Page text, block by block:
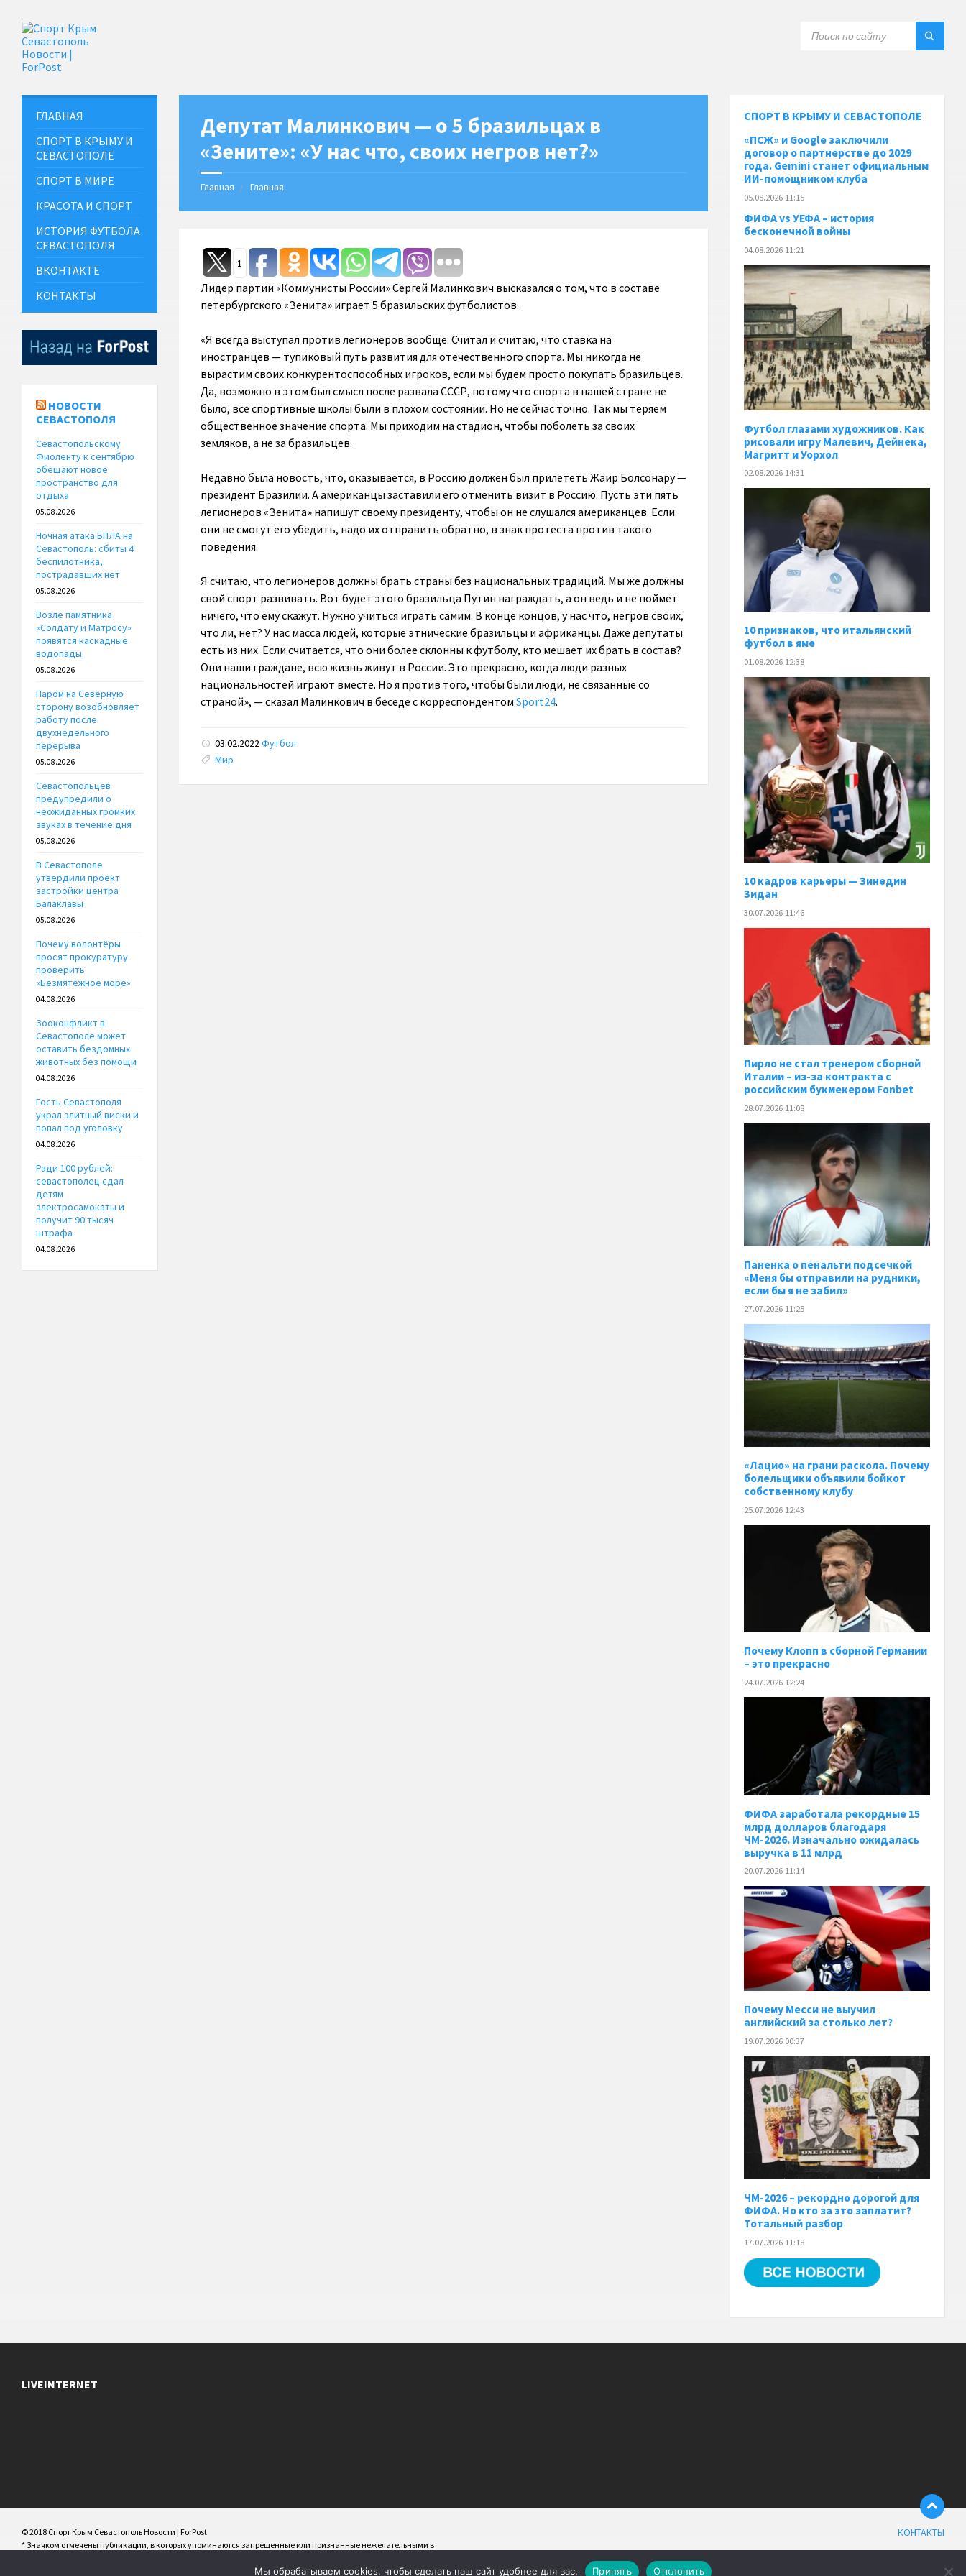
Депутат Малинкович — о 5 бразильцах в
«Зените»: «У нас что, своих негров нет?»
Главная Главная
1
Лидер партии «Коммунисты России» Сергей Малинкович высказался о том, что в составе
петербургского «Зенита» играет 5 бразильских футболистов.
«Я всегда выступал против легионеров вообще. Считал и считаю, что ставка на
иностранцев — тупиковый путь развития для отечественного спорта. Мы никогда не
вырастим своих конкурентоспособных игроков, если мы будем просто покупать бразильцев.
Да, возможно в этом был смысл после развала СССР, потому что спорта в нашей стране не
было, все спортивные школы были в плохом состоянии. Но не сейчас точно. Так мы теряем
общественное значение спорта. Мы приходим на стадион, чтобы поболеть за своих
земляков, а не за бразильцев.
Недавно была новость, что, оказывается, в Россию должен был прилететь Жаир Болсонару —
президент Бразилии. А американцы заставили его отменить визит в Россию. Пусть эти пять
легионеров «Зенита» напишут своему президенту, чтобы он не слушался американцев. Если
они не смогут его убедить, надо их отправить обратно, в знак протеста против такого
поведения.
Я считаю, что легионеров должны брать страны без национальных традиций. Мы же должны
свой спорт развивать. Вот будет этого бразильца Путин награждать, а он ведь и не поймет
ничего, что ему скажут. Нужно учиться играть самим. В конце концов, у нас что, негров своих,
что ли, нет? У нас масса людей, которые этнические бразильцы и африканцы. Даже депутаты
есть из них. Если считается, что они более склонны к футболу, кто мешает их брать в состав?
Они наши граждане, всю жизнь живут в России. Это прекрасно, когда люди разных
национальностей играют вместе. Но я против того, чтобы были люди, не связанные со
страной», — сказал Малинкович в беседе с корреспондентом Sport24.
03.02.2022Футбол
Tags:
Мир
ГЛАВНАЯ
СПОРТ В КРЫМУ И
СЕВАСТОПОЛЕ
СПОРТ В МИРЕ
КРАСОТА И СПОРТ
ИСТОРИЯ ФУТБОЛА
СЕВАСТОПОЛЯ
ВКОНТАКТЕ
КОНТАКТЫ
НОВОСТИ
СЕВАСТОПОЛЯ
Севастопольскому
Фиоленту к сентябрю
обещают новое
пространство для
отдыха
05.08.2026
Ночная атака БПЛА на
Севастополь: сбиты 4
беспилотника,
пострадавших нет
05.08.2026
Возле памятника
«Солдату и Матросу»
появятся каскадные
водопады
05.08.2026
Паром на Северную
сторону возобновляет
работу после
двухнедельного
перерыва
05.08.2026
Севастопольцев
предупредили о
неожиданных громких
звуках в течение дня
05.08.2026
В Севастополе
утвердили проект
застройки центра
Балаклавы
05.08.2026
Почему волонтёры
просят прокуратуру
проверить
«Безмятежное море»
04.08.2026
Зооконфликт в
Севастополе может
оставить бездомных
животных без помощи
04.08.2026
Гость Севастополя
украл элитный виски и
попал под уголовку
04.08.2026
Ради 100 рублей:
севастополец сдал
детям
электросамокаты и
получит 90 тысяч
штрафа
04.08.2026
СПОРТ В КРЫМУ И СЕВАСТОПОЛЕ
«ПСЖ» и Google заключили
договор о партнерстве до 2029
года. Gemini станет официальным
ИИ-помощником клуба
05.08.2026 11:15
ФИФА vs УЕФА – история
бесконечной войны
04.08.2026 11:21
Футбол глазами художников. Как
рисовали игру Малевич, Дейнека,
Магритт и Уорхол
02.08.2026 14:31
10 признаков, что итальянский
футбол в яме
01.08.2026 12:38
10 кадров карьеры — Зинедин
Зидан
30.07.2026 11:46
Пирло не стал тренером сборной
Италии – из-за контракта с
российским букмекером Fonbet
28.07.2026 11:08
Паненка o пенальти подсечкой
«Меня бы отправили на рудники,
если бы я не забил»
27.07.2026 11:25
«Лацио» на грани раскола. Почему
болельщики объявили бойкот
собственному клубу
25.07.2026 12:43
Почему Клопп в сборной Германии
– это прекрасно
24.07.2026 12:24
ФИФА заработала рекордные 15
млрд долларов благодаря
ЧМ-2026. Изначально ожидалась
выручка в 11 млрд
20.07.2026 11:14
Почему Месси не выучил
английский за столько лет?
19.07.2026 00:37
ЧМ-2026 – рекордно дорогой для
ФИФА. Но кто за это заплатит?
Тотальный разбор
17.07.2026 11:18
LIVEINTERNET
КОНТАКТЫ
© 2018 Спорт Крым Севастополь Новости | ForPost
* Значком отмечены публикации, в которых упоминаются запрещенные или признанные нежелательными в
Мы обрабатываем cookies, чтобы сделать наш сайт удобнее для вас. Принять Отклонить